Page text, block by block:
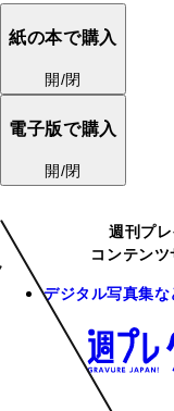
紙の本で購入
開/閉
電子版で購入
開/閉
週刊プ
コンテンツ
デジタル写真集